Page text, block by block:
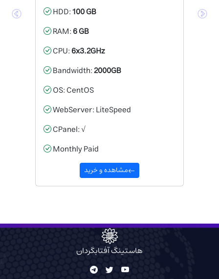
HDD:100 GB
RAM:6 GB
CPU:6x3.2GHz
Bandwidth:2000GB
OS: CentOS
WebServer: LiteSpeed
CPanel: √
Monthly Paid
مشاهده و خرید
هاستینگ آفتابگردان